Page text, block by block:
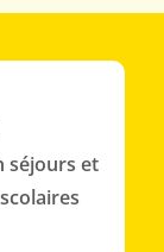
séjours et